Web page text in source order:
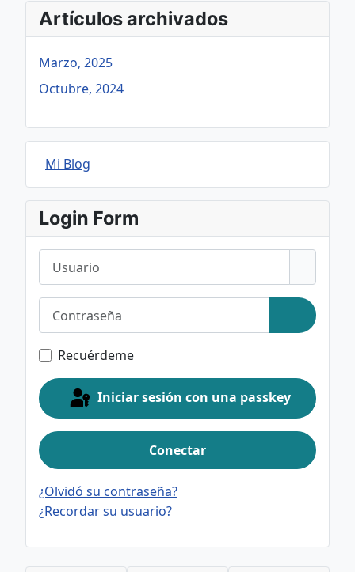
Artículos archivados
Marzo, 2025
Octubre, 2024
Mi Blog
Login Form
Mostrar
Recuérdeme
Iniciar sesión con una passkey
Conectar
¿Olvidó su contraseña?
¿Recordar su usuario?